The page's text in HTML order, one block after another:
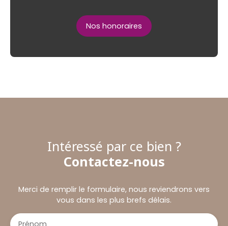
Nos honoraires
Intéressé par ce bien ?
Contactez-nous
Merci de remplir le formulaire, nous reviendrons vers
vous dans les plus brefs délais.